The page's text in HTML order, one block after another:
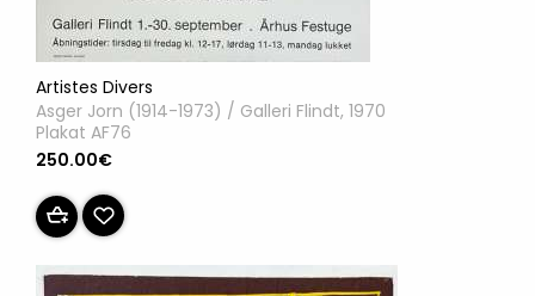
Artistes Divers
Asger Jorn (1914-1973) / Galleri Flindt, 1970
Plakat AF76
250.00€